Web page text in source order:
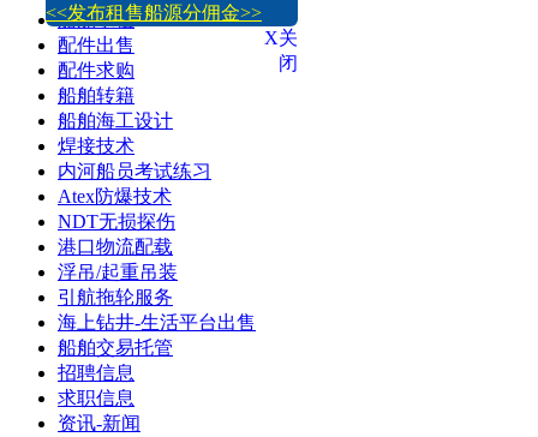
船舶求租
配件出售
配件求购
船舶转籍
船舶海工设计
焊接技术
内河船员考试练习
Atex防爆技术
NDT无损探伤
港口物流配载
浮吊/起重吊装
引航拖轮服务
海上钻井-生活平台出售
船舶交易托管
招聘信息
求职信息
资讯-新闻
<<发布租售船源分佣金>>
X关
闭